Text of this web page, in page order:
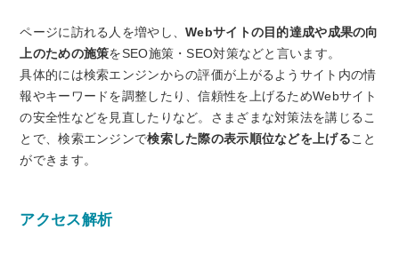
ページに訪れる人を増やし、Webサイトの目的達成や成果の向
上のための施策をSEO施策・SEO対策などと言います。
具体的には検索エンジンからの評価が上がるようサイト内の情
報やキーワードを調整したり、信頼性を上げるためWebサイト
の安全性などを見直したりなど。さまざまな対策法を講じるこ
とで、検索エンジンで検索した際の表示順位などを上げる こと
ができます。
アクセス解析